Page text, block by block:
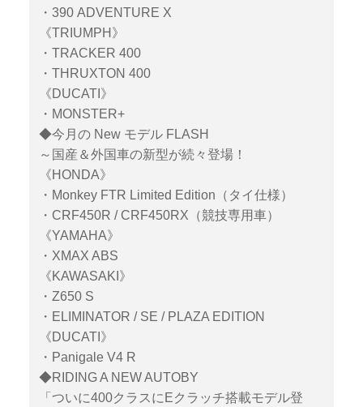
・390 ADVENTURE X
《TRIUMPH》
・TRACKER 400
・THRUXTON 400
《DUCATI》
・MONSTER+
◆今月の New モデル FLASH
～国産＆外国車の新型が続々登場！
《HONDA》
・Monkey FTR Limited Edition（タイ仕様）
・CRF450R / CRF450RX（競技専用車）
《YAMAHA》
・XMAX ABS
《KAWASAKI》
・Z650 S
・ELIMINATOR / SE / PLAZA EDITION
《DUCATI》
・Panigale V4 R
◆RIDING A NEW AUTOBY
「ついに400クラスにEクラッチ搭載モデル登